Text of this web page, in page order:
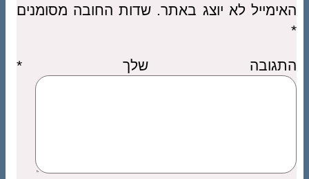
האימייל לא יוצג באתר. שדות החובה מסומנים
*
התגובה שלך*